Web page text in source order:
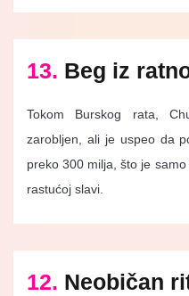
13. Beg iz
Tokom Burskog rata,
zarobljen, ali je uspeo da
preko 300 milja, što je
rastućoj slavi.
12. Neobičan